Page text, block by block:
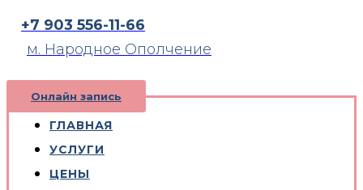
+7 903 556-11-66
м. Народное Ополчение
Онлайн запись
ГЛАВНАЯ
УСЛУГИ
ЦЕНЫ